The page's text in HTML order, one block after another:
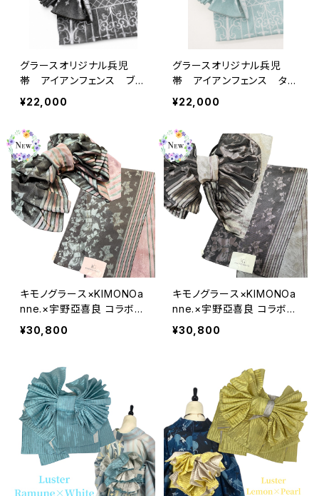
グラースオリジナル兵児
帯 アイアンフェンス ブラ
ック×ホワイト ポリエステ
ル100％
¥22,000
グラースオリジナル兵児
帯 アイアンフェンス ター
コイズ×プラチナ ポリエス
テル100％
¥22,000
キモノグラース×KIMONOa
nne.×宇野亞喜良 コラボ兵
児帯 KIMONOanne.vol7
掲載 Ribbon and Girl グ
¥30,800
キモノグラース×KIMONOa
nne.×宇野亞喜良 コラボ兵
児帯 KIMONOanne.vol7
掲載 Ribbon and Girl パ
¥30,800